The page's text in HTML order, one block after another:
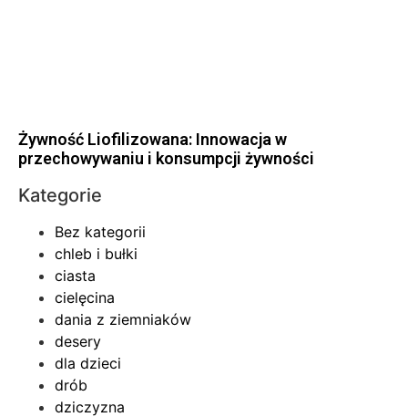
Żywność Liofilizowana: Innowacja w
przechowywaniu i konsumpcji żywności
Kategorie
Bez kategorii
chleb i bułki
ciasta
cielęcina
dania z ziemniaków
desery
dla dzieci
drób
dziczyzna